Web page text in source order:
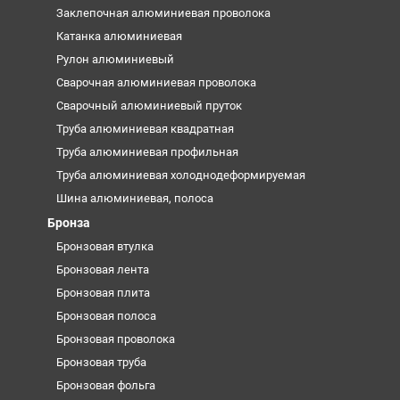
Заклепочная алюминиевая проволока
Катанка алюминиевая
Рулон алюминиевый
Сварочная алюминиевая проволока
Сварочный алюминиевый пруток
Труба алюминиевая квадратная
Труба алюминиевая профильная
Труба алюминиевая холоднодеформируемая
Шина алюминиевая, полоса
Бронза
Бронзовая втулка
Бронзовая лента
Бронзовая плита
Бронзовая полоса
Бронзовая проволока
Бронзовая труба
Бронзовая фольга